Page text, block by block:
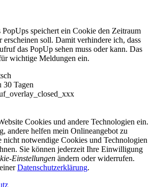
speichert ein Cookie den Zeitraum
erscheinen soll. Damit verhindere ich, dass
das PopUp sehen muss oder kann. Das
wichtige Meldungen ein.
30 Tagen
Cookies und andere Technologien ein.
andere helfen mein Onlineangebot zu
nicht notwendige Cookies und Technologien
Sie können jederzeit Ihre Einwilligung
Einstellungen ändern oder widerrufen.
Datenschutzerklärung.